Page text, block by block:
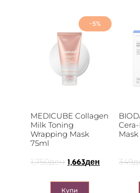
-5%
MEDICUBE Collagen
Milk Toning
Wrapping Mask
75ml
1,750ден 1,663ден
Купи
349